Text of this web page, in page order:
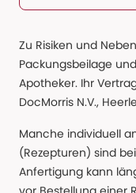
Zu Risiken und
Packungsbeilage
Apotheker. Ihr
DocMorris N.V.,
Manche individuell
(Rezepturen) sind
Anfertigung kann